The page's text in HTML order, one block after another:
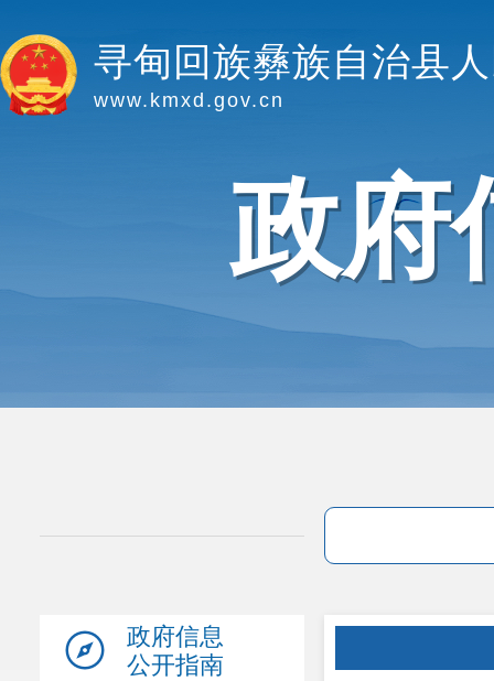
寻甸回族彝族自治县
www.kmxd.gov.cn
政府
政府信息
公开指南